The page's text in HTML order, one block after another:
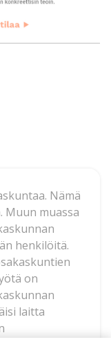
Nämä
Muun muassa
henkilöitä.
on
laitta